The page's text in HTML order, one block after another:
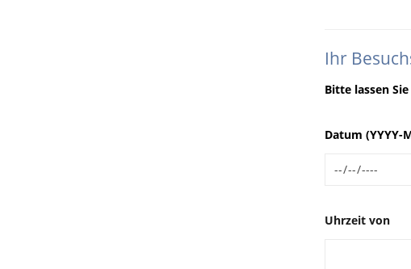
Ihr
Bitte lassen
Datum (YYYY-
Uhrzeit von